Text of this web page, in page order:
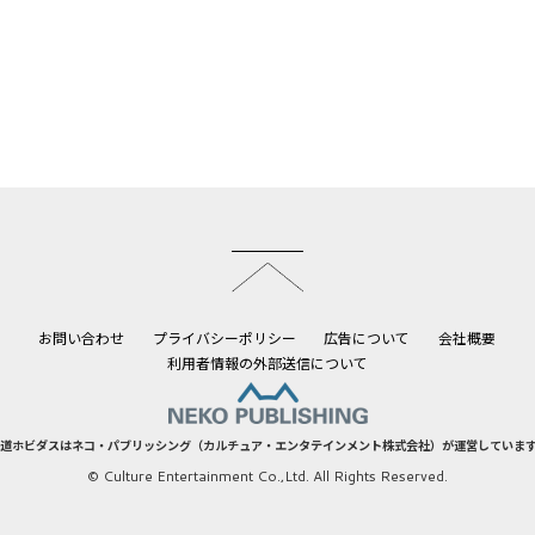
お問い合わせ プライバシーポリシー 広告について
会社概要
利用者情報の外部送信について
ホビダスはネコ・パブリッシング（カルチュア・エンタテインメント株式会社）が運営していま
© Culture Entertainment Co.,Ltd. All Rights Reserved.